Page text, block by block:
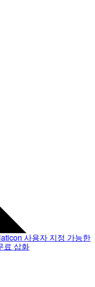
사용자 지정 가능한
료 삽화